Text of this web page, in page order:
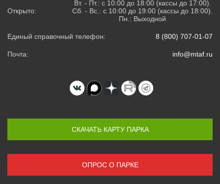
Открыто:
Вт. - Пт.: с 10:00 до 18:00 (кассы до 17:00).
Сб. - Вс.: с 10:00 до 19:00 (кассы до 18:00).
Пн.: Выходной
Единый справочный телефон: 8 (800) 707-01-07
Почта: info@mtaf.ru
СКАЧАТЬ КАРТУ ПАРКА
ОПРОС О ПАРКЕ